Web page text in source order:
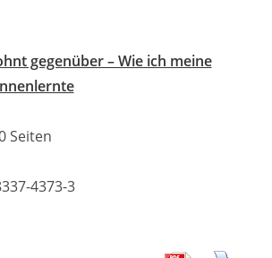
gegenüber – Wie ich meine
Seiten
4373-3